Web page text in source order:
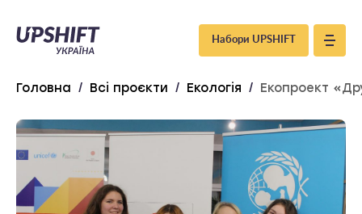
Upshift
–
Україна
Набори UPSHIFT
Головна / Всі проєкти / Екологія / Екопроект